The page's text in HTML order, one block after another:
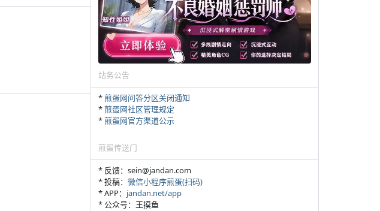
站务公告
*煎蛋网问答分区关闭通知
*煎蛋网社区管理规定
*煎蛋网官方渠道公示
煎蛋传送门
* 反馈：sein@jandan.com
* 投稿： 微信小程序煎蛋(扫码)
* APP： jandan.net/app
* 公众号：王摸鱼